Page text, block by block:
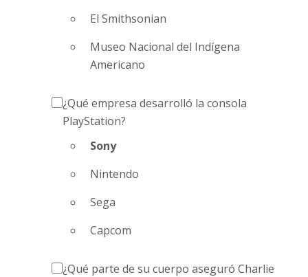
El Smithsonian
Museo Nacional del Indígena
Americano
¿Qué empresa desarrolló la consola
PlayStation?
Sony
Nintendo
Sega
Capcom
¿Qué parte de su cuerpo aseguró Charlie